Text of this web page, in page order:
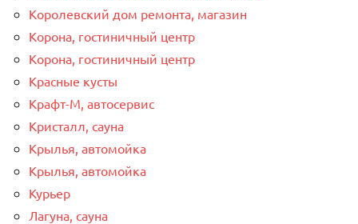
Королевский дом ремонта, магазин
Корона, гостиничный центр
Корона, гостиничный центр
Красные кусты
Крафт-М, автосервис
Кристалл, сауна
Крылья, автомойка
Крылья, автомойка
Курьер
Лагуна, сауна